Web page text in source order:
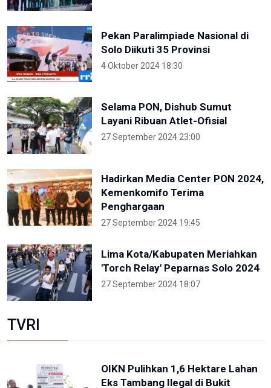
Pekan Paralimpiade Nasional di
Solo Diikuti 35 Provinsi
4 Oktober 2024 18:30
Selama PON, Dishub Sumut
Layani Ribuan Atlet-Ofisial
27 September 2024 23:00
Hadirkan Media Center PON 2024,
Kemenkomifo Terima
Penghargaan
27 September 2024 19:45
Lima Kota/Kabupaten Meriahkan
'Torch Relay' Peparnas Solo 2024
27 September 2024 18:07
TVRI
OIKN Pulihkan 1,6 Hektare Lahan
Eks Tambang Ilegal di Bukit